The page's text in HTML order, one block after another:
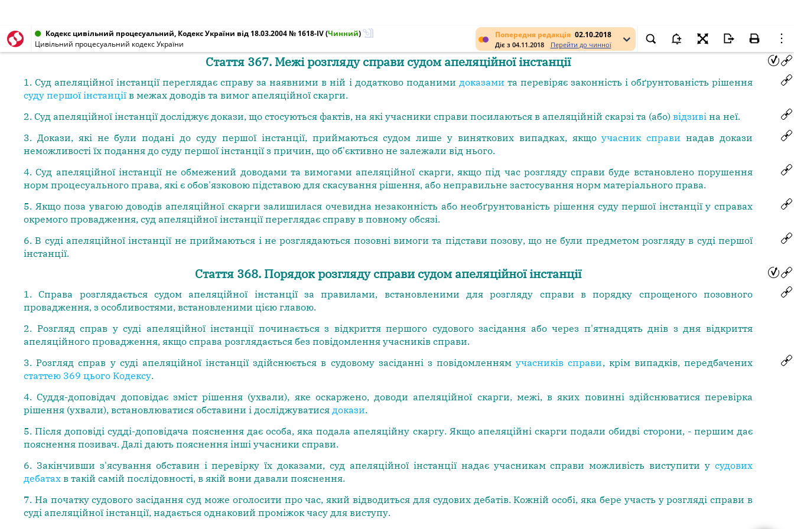
Попередня редакція 02.10.2018
Діє з 04.11.2018 Перейти до чинної
Кодекс цивільний процесуальний, Кодекс України від 18.03.2004 № 1618-IV(Чинний)
Цивільний процесуальний кодекс України